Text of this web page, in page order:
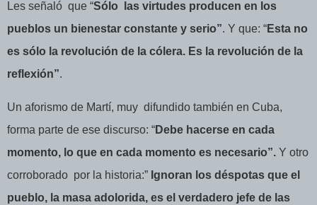
Les señaló que “Sólo
las virtudes producen en los
pueblos un bienestar constante y serio”. Y que: “Esta no
es sólo la revolución de la cólera. Es la revolución de la
reflexión”.
Un aforismo de Martí, muy difundido también en Cuba,
forma parte de ese discurso: “Debe hacerse en cada
momento, lo que en cada momento es necesario”. Y otro
corroborado por la historia:” Ignoran los déspotas que el
pueblo, la masa adolorida, es el verdadero jefe de las